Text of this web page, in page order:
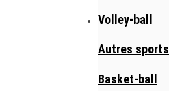
Volley-ball
Autres sports
Basket-ball